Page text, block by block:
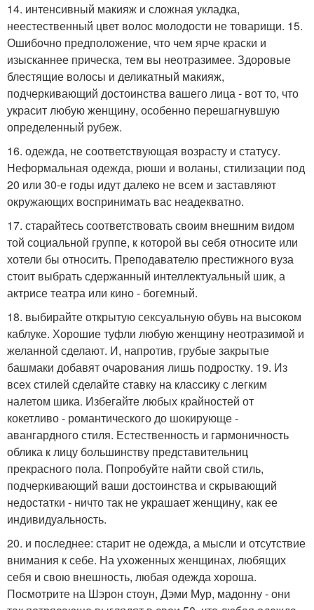
14. интенсивный макияж и сложная укладка,
неестественный цвет волос молодости не товарищи. 15.
Ошибочно предположение, что чем ярче краски и
изысканнее прическа, тем вы неотразимее. Здоровые
блестящие волосы и деликатный макияж,
подчеркивающий достоинства вашего лица - вот то, что
украсит любую женщину, особенно перешагнувшую
определенный рубеж.
16. одежда, не соответствующая возрасту и статусу.
Неформальная одежда, рюши и воланы, стилизации под
20 или 30-е годы идут далеко не всем и заставляют
окружающих воспринимать вас неадекватно.
17. старайтесь соответствовать своим внешним видом
той социальной группе, к которой вы себя относите или
хотели бы относить. Преподавателю престижного вуза
стоит выбрать сдержанный интеллектуальный шик, а
актрисе театра или кино - богемный.
18. выбирайте открытую сексуальную обувь на высоком
каблуке. Хорошие туфли любую женщину неотразимой и
желанной сделают. И, напротив, грубые закрытые
башмаки добавят очарования лишь подростку. 19. Из
всех стилей сделайте ставку на классику с легким
налетом шика. Избегайте любых крайностей от
кокетливо - романтического до шокирующе -
авангардного стиля. Естественность и гармоничность
облика к лицу большинству представительниц
прекрасного пола. Попробуйте найти свой стиль,
подчеркивающий ваши достоинства и скрывающий
недостатки - ничто так не украшает женщину, как ее
индивидуальность.
20. и последнее: старит не одежда, а мысли и отсутствие
внимания к себе. На ухоженных женщинах, любящих
себя и свою внешность, любая одежда хороша.
Посмотрите на Шэрон стоун, Дэми Мур, мадонну - они